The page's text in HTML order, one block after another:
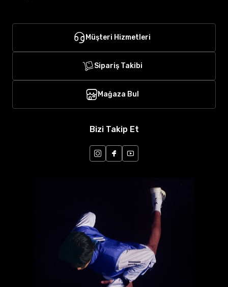
Müşteri Hizmetleri
Sipariş Takibi
Mağaza Bul
Bizi Takip Et